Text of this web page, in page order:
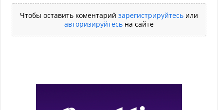
Чтобы оставить коментарий зарегистрируйтесь или
авторизируйтесь на сайте